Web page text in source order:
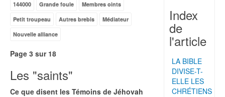
Index
de
l'article
LA BIBLE
DIVISE-T-
ELLE LES
CHRÉTIENS
144000 Grande foule
Membres oints
Petit troupeau
Autres brebis
Médiateur
Nouvelle alliance
Page 3 sur 18
Les "saints"
Ce que disent les Témoins de Jéhovah